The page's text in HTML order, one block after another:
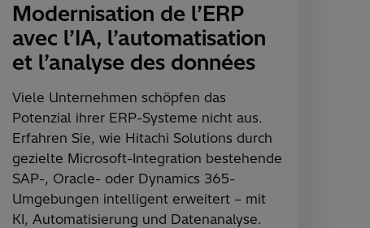
Modernisation de l’ERP
avec l’IA, l’automatisation
et l’analyse des données
Viele Unternehmen schöpfen das
Potenzial ihrer ERP-Systeme nicht aus.
Erfahren Sie, wie Hitachi Solutions durch
gezielte Microsoft-Integration bestehende
SAP-, Oracle- oder Dynamics 365-
Umgebungen intelligent erweitert – mit
KI, Automatisierung und Datenanalyse.